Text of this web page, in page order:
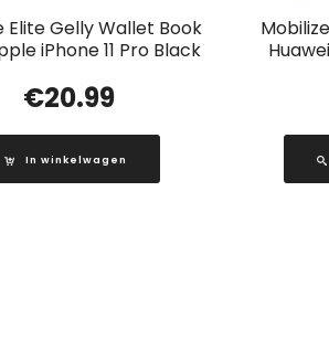
Elite Gelly Wallet Book
iPhone 11 Pro Black
€20.99
In winkelwagen